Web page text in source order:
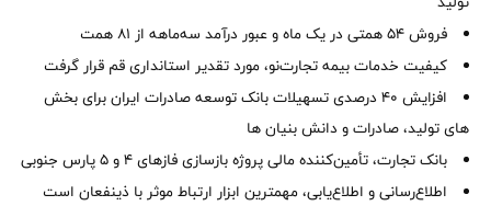
فروش 54 همتی در یک ماه و عبور درآمد سه‌ماهه از 81 همت
کیفیت خدمات بیمه تجارت‌نو، مورد تقدیر استانداری قم قرار گرفت
افزایش 40 درصدی تسهیلات بانک توسعه صادرات ایران برای بخش
های تولید، صادرات و دانش بنیان ها
بانک تجارت، تأمین‌کننده مالی پروژه بازسازی فازهای ۴ و ۵ پارس جنوبی
اطلاع‌رسانی و اطلاع‌یابی، مهمترین ابزار ارتباط موثر با ذینفعان است